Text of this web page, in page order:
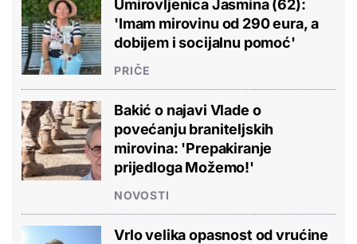
Umirovljenica Jasmina (62):
'Imam mirovinu od 290 eura, a
dobijem i socijalnu pomoć'
PRIČE
Bakić o najavi Vlade o
povećanju braniteljskih
mirovina: 'Prepakiranje
prijedloga Možemo!'
NOVOSTI
Vrlo velika opasnost od vrućine